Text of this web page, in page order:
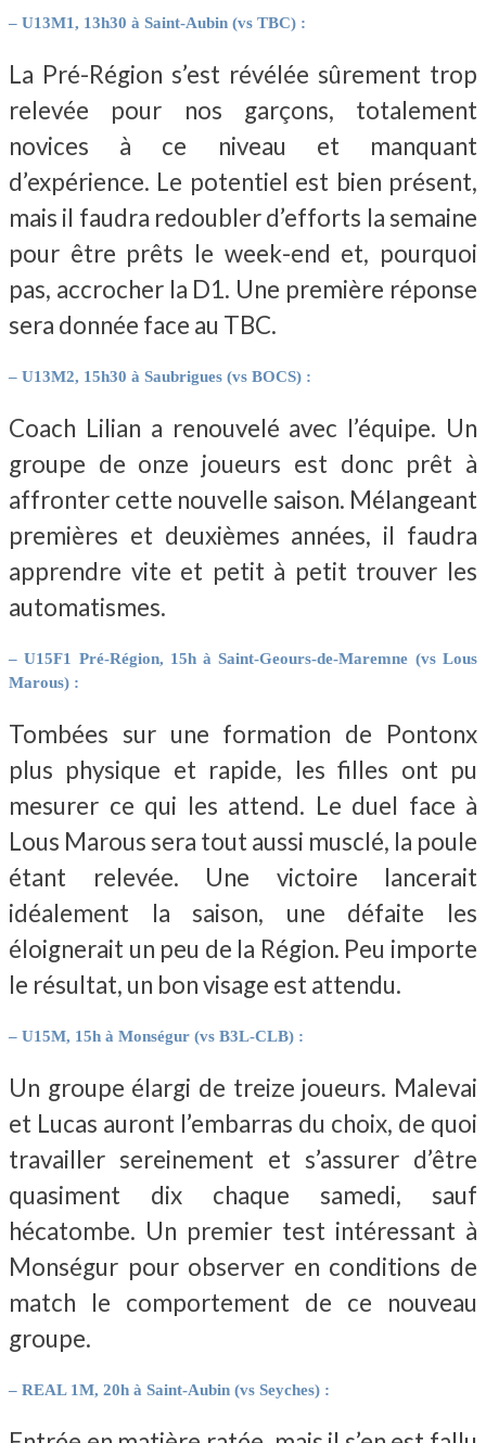
– U13M1, 13h30 à Saint-Aubin (vs TBC) :
La Pré-Région s’est révélée sûrement trop
relevée pour nos garçons, totalement
novices à ce niveau et manquant
d’expérience. Le potentiel est bien présent,
mais il faudra redoubler d’efforts la semaine
pour être prêts le week-end et, pourquoi
pas, accrocher la D1. Une première réponse
sera donnée face au TBC.
– U13M2, 15h30 à Saubrigues (vs BOCS) :
Coach Lilian a renouvelé avec l’équipe. Un
groupe de onze joueurs est donc prêt à
affronter cette nouvelle saison. Mélangeant
premières et deuxièmes années, il faudra
apprendre vite et petit à petit trouver les
automatismes.
– U15F1 Pré-Région, 15h à Saint-Geours-de-Maremne (vs Lous
Marous) :
Tombées sur une formation de Pontonx
plus physique et rapide, les filles ont pu
mesurer ce qui les attend. Le duel face à
Lous Marous sera tout aussi musclé, la poule
étant relevée. Une victoire lancerait
idéalement la saison, une défaite les
éloignerait un peu de la Région. Peu importe
le résultat, un bon visage est attendu.
– U15M, 15h à Monségur (vs B3L-CLB) :
Un groupe élargi de treize joueurs. Malevai
et Lucas auront l’embarras du choix, de quoi
travailler sereinement et s’assurer d’être
quasiment dix chaque samedi, sauf
hécatombe. Un premier test intéressant à
Monségur pour observer en conditions de
match le comportement de ce nouveau
groupe.
– REAL 1M, 20h à Saint-Aubin (vs Seyches) :